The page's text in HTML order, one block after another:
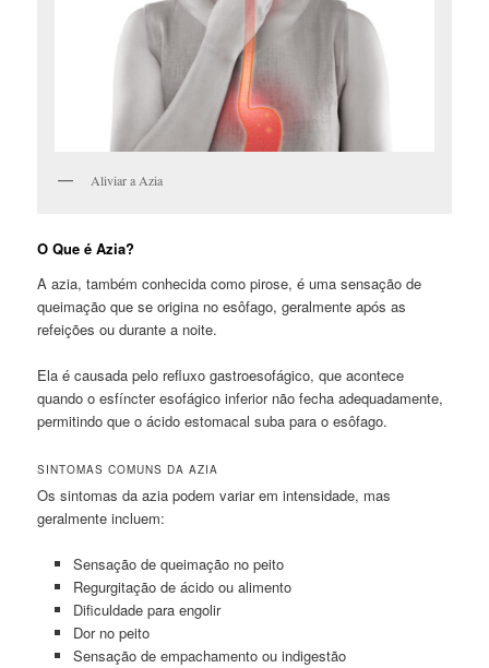
Aliviar a Azia
O Que é Azia?
A azia, também conhecida como pirose, é uma sensação de
queimação que se origina no esôfago, geralmente após as
refeições ou durante a noite.
Ela é causada pelo refluxo gastroesofágico, que acontece
quando o esfíncter esofágico inferior não fecha adequadamente,
permitindo que o ácido estomacal suba para o esôfago.
SINTOMAS COMUNS DA AZIA
Os sintomas da azia podem variar em intensidade, mas
geralmente incluem:
Sensação de queimação no peito
Regurgitação de ácido ou alimento
Dificuldade para engolir
Dor no peito
Sensação de empachamento ou indigestão